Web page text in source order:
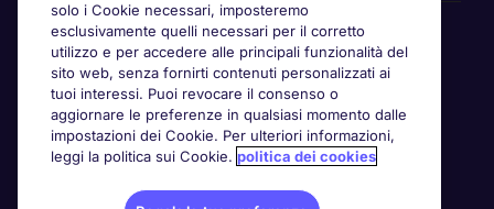
Awards
solo i Cookie necessari, imposteremo
esclusivamente quelli necessari per il corretto
utilizzo e per accedere alle principali funzionalità del
sito web, senza fornirti contenuti personalizzati ai
tuoi interessi. Puoi revocare il consenso o
aggiornare le preferenze in qualsiasi momento dalle
impostazioni dei Cookie. Per ulteriori informazioni,
leggi la politica sui Cookie. politica dei cookies